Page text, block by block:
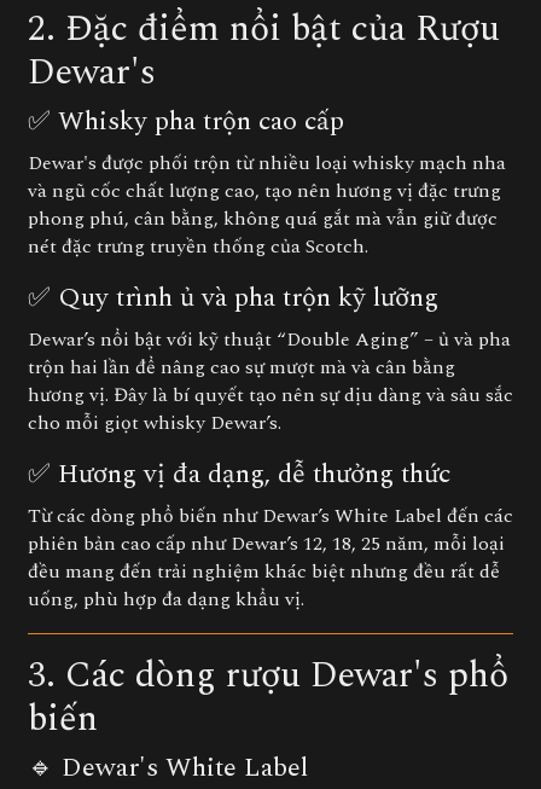
2. Đặc điểm nổi bật của Rượu
Dewar's
✅ Whisky pha trộn cao cấp
Dewar's được phối trộn từ nhiều loại whisky mạch nha
và ngũ cốc chất lượng cao, tạo nên hương vị đặc trưng
phong phú, cân bằng, không quá gắt mà vẫn giữ được
nét đặc trưng truyền thống của Scotch.
✅ Quy trình ủ và pha trộn kỹ lưỡng
Dewar’s nổi bật với kỹ thuật “Double Aging” – ủ và pha
trộn hai lần để nâng cao sự mượt mà và cân bằng
hương vị. Đây là bí quyết tạo nên sự dịu dàng và sâu sắc
cho mỗi giọt whisky Dewar’s.
✅ Hương vị đa dạng, dễ thưởng thức
Từ các dòng phổ biến như Dewar’s White Label đến các
phiên bản cao cấp như Dewar’s 12, 18, 25 năm, mỗi loại
đều mang đến trải nghiệm khác biệt nhưng đều rất dễ
uống, phù hợp đa dạng khẩu vị.
3. Các dòng rượu Dewar's phổ
biến
🔹 Dewar's White Label